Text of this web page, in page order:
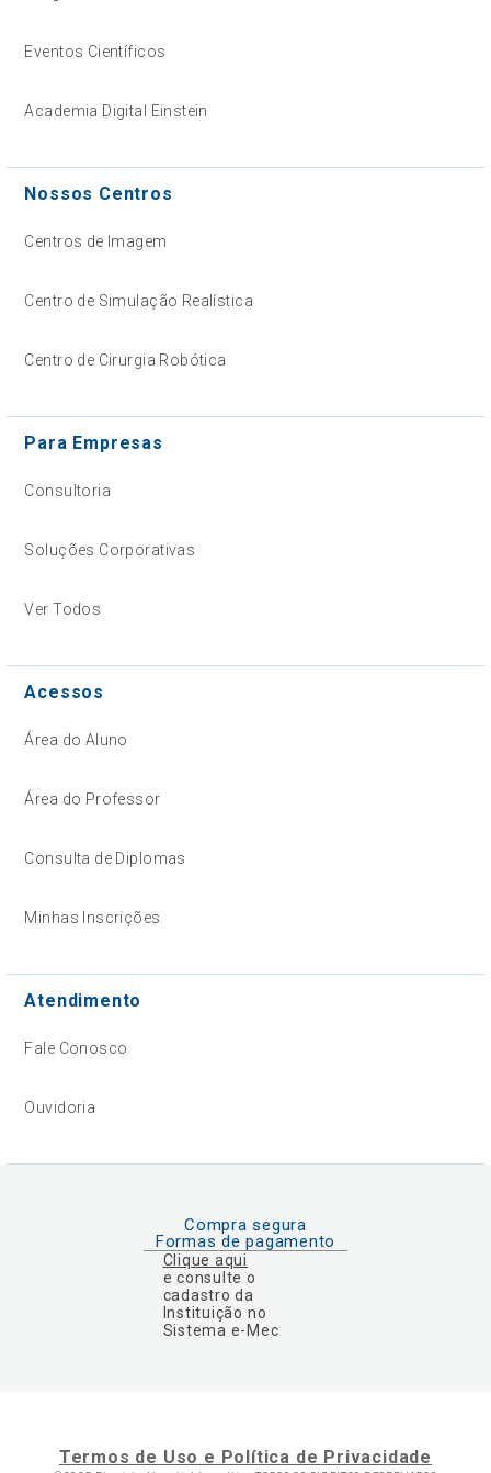
Eventos Científicos
Academia Digital Einstein
Nossos Centros
Centros de Imagem
Centro de Simulação Realística
Centro de Cirurgia Robótica
Para Empresas
Consultoria
Soluções Corporativas
Ver Todos
Acessos
Área do Aluno
Área do Professor
Consulta de Diplomas
Minhas Inscrições
Atendimento
Fale Conosco
Ouvidoria
Compra segura
Formas de pagamento
Clique aqui
e consulte o
cadastro da
Instituição no
Sistema e-Mec
Termos de Uso e Política de Privacidade